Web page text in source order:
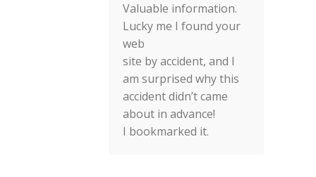
Valuable information.
Lucky me I found your
web
site by accident, and I
am surprised why this
accident didn’t came
about in advance!
I bookmarked it.